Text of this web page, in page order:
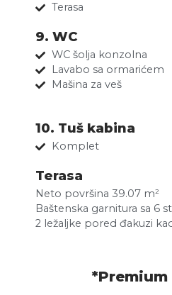
Terasa
9. WC
WC šolja konzolna
Lavabo sa ormarićem
Mašina za veš
10. Tuš kabina
Komplet
Terasa
Neto površina 39.07 m²
Baštenska garnitura sa 6
2 ležaljke pored đakuzi